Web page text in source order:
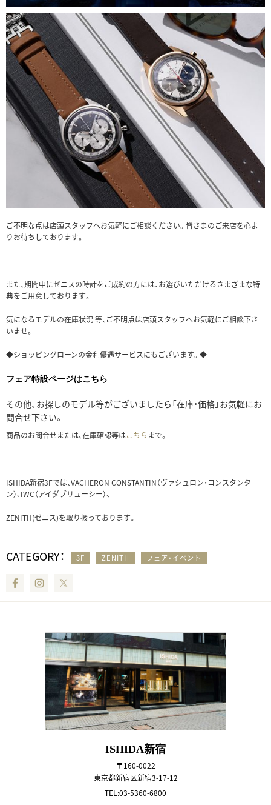
ご不明な点は店頭スタッフへお気軽にご相談ください。皆さまのご来店を心よ
りお待ちしております。
また、期間中にゼニスの時計をご成約の方には、お選びいただけるさまざまな特
典をご用意しております。
気になるモデルの在庫状況 等、ご不明点は店頭スタッフへお気軽にご相談下さ
いませ。
◆ショッピングローンの金利優遇サービスにもございます。◆
フェア特設ページはこちら
その他、お探しのモデル等がございましたら「在庫・価格」お気軽にお
問合せ下さい。
商品のお問合せまたは、在庫確認等はこちら まで。
ISHIDA新宿3Fでは、VACHERON CONSTANTIN（ヴァシュロン・コンスタンタ
ン）、IWC（アイダブリューシー）、
ZENITH(ゼニス)を取り扱っております。
CATEGORY： 3F ZENITH フェア・イベント
FacebookInstagram
ISHIDA新宿
〒160-0022
東京都新宿区新宿3-17-12
TEL:03-5360-6800